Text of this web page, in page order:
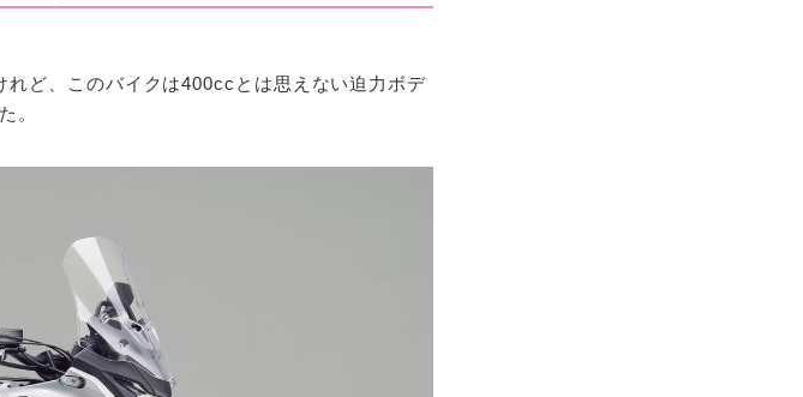
ど、このバイクは400ccとは思えない迫力ボデ
。